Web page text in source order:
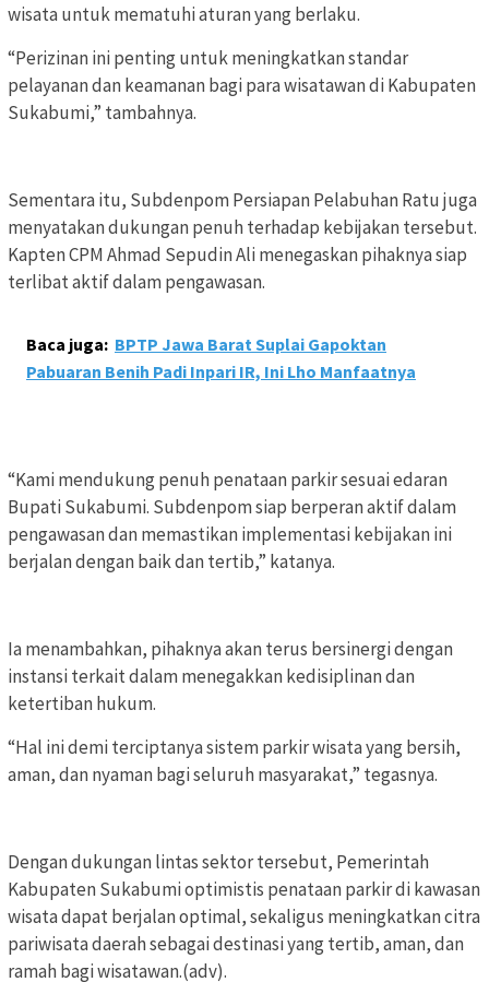
wisata untuk mematuhi aturan yang berlaku.
“Perizinan ini penting untuk meningkatkan standar
pelayanan dan keamanan bagi para wisatawan di Kabupaten
Sukabumi,” tambahnya.
Sementara itu, Subdenpom Persiapan Pelabuhan Ratu juga
menyatakan dukungan penuh terhadap kebijakan tersebut.
Kapten CPM Ahmad Sepudin Ali menegaskan pihaknya siap
terlibat aktif dalam pengawasan.
Baca juga: BPTP Jawa Barat Suplai Gapoktan
Pabuaran Benih Padi Inpari IR, Ini Lho Manfaatnya
“Kami mendukung penuh penataan parkir sesuai edaran
Bupati Sukabumi. Subdenpom siap berperan aktif dalam
pengawasan dan memastikan implementasi kebijakan ini
berjalan dengan baik dan tertib,” katanya.
Ia menambahkan, pihaknya akan terus bersinergi dengan
instansi terkait dalam menegakkan kedisiplinan dan
ketertiban hukum.
“Hal ini demi terciptanya sistem parkir wisata yang bersih,
aman, dan nyaman bagi seluruh masyarakat,” tegasnya.
Dengan dukungan lintas sektor tersebut, Pemerintah
Kabupaten Sukabumi optimistis penataan parkir di kawasan
wisata dapat berjalan optimal, sekaligus meningkatkan citra
pariwisata daerah sebagai destinasi yang tertib, aman, dan
ramah bagi wisatawan.(adv).